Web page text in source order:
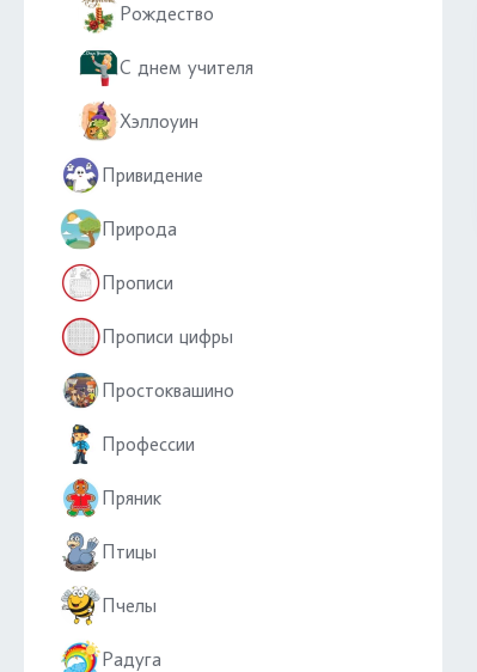
Рождество
С днем учителя
Хэллоуин
Привидение
Природа
Прописи
Прописи цифры
Простоквашино
Профессии
Пряник
Птицы
Пчелы
Радуга